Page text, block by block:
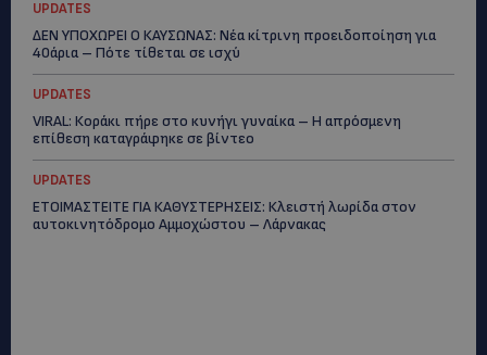
UPDATES
ΔΕΝ ΥΠΟΧΩΡΕΙ Ο ΚΑΥΣΩΝΑΣ: Νέα κίτρινη προειδοποίηση για
40άρια – Πότε τίθεται σε ισχύ
UPDATES
VIRAL: Κοράκι πήρε στο κυνήγι γυναίκα – Η απρόσμενη
επίθεση καταγράφηκε σε βίντεο
UPDATES
ΕΤΟΙΜΑΣΤΕΙΤΕ ΓΙΑ ΚΑΘΥΣΤΕΡΗΣΕΙΣ: Κλειστή λωρίδα στον
αυτοκινητόδρομο Αμμοχώστου – Λάρνακας